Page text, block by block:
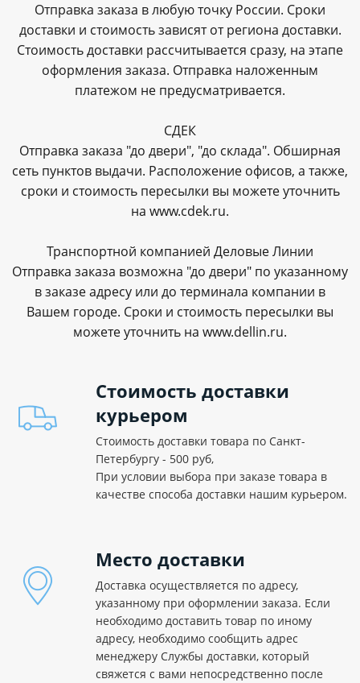
Отправка заказа в любую точку России. Сроки
доставки и стоимость зависят от региона доставки.
Стоимость доставки рассчитывается сразу, на этапе
оформления заказа. Отправка наложенным
платежом не предусматривается.
СДЕК
Отправка заказа "до двери", "до склада". Обширная
сеть пунктов выдачи. Расположение офисов, а также,
сроки и стоимость пересылки вы можете уточнить
на www.cdek.ru.
Транспортной компанией Деловые Линии
Отправка заказа возможна "до двери" по указанному
в заказе адресу или до терминала компании в
Вашем городе. Сроки и стоимость пересылки вы
можете уточнить на www.dellin.ru.
Стоимость доставки
курьером
Стоимость доставки товара по Санкт-
Петербургу - 500 руб,
При условии выбора при заказе товара в
качестве способа доставки нашим курьером.
Место доставки
Доставка осуществляется по адресу,
указанному при оформлении заказа. Если
необходимо доставить товар по иному
адресу, необходимо сообщить адрес
менеджеру Службы доставки, который
свяжется с вами непосредственно после